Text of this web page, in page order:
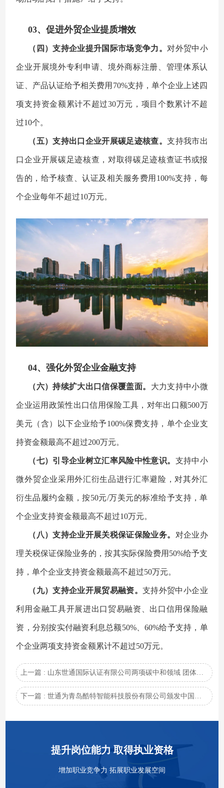
03、促进外贸企业提质增效
（四）支持企业提升国际市场竞争力。对外贸中小
企业开展境外专利申请、境外商标注册、管理体系认
证、产品认证给予相关费用70%支持，单个企业上述四
项支持资金额累计不超过30万元，项目个数累计不超
过10个。
（五）支持出口企业开展碳足迹核查。支持我市出
口企业开展碳足迹核查，对取得碳足迹核查证书或报
告的，给予核查、认证及相关服务费用100%支持，每
个企业每年不超过10万元。
04、强化外贸企业金融支持
（六）持续扩大出口信保覆盖面。 大力支持中小微
企业运用政策性出口信用保险工具，对年出口额500万
美元（含）以下企业给予100%保费支持，单个企业支
持资金额最高不超过200万元。
（七）引导企业树立汇率风险中性意识。 支持中小
微外贸企业采用外汇衍生品进行汇率避险，对其外汇
衍生品履约金额，按50元/万美元的标准给予支持，单
个企业支持资金额最高不超过10万元。
（八）支持企业开展关税保证保险业务。 对企业办
理关税保证保险业务的，按其实际保险费用50%给予支
持，单个企业支持资金额最高不超过50万元。
（九）支持企业开展贸易融资。支持外贸中小企业
利用金融工具开展进出口贸易融资、出口信用保险融
资，分别按实付融资利息总额50%、60%给予支持，单
个企业两项支持资金额累计不超过50万元。
提升岗位能力 取得执业资格
增加职业竞争力 拓展职业发展空间